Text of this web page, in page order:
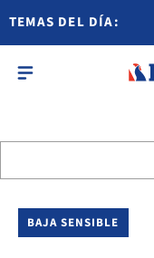
TEMAS DEL DÍA:
BAJA SENSIBLE